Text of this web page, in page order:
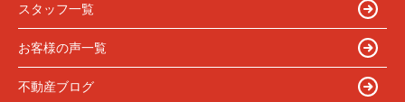
スタッフ一覧
お客様の声一覧
不動産ブログ